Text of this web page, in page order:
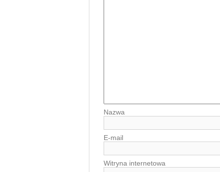
Nazwa
E-mail
Witryna internetowa